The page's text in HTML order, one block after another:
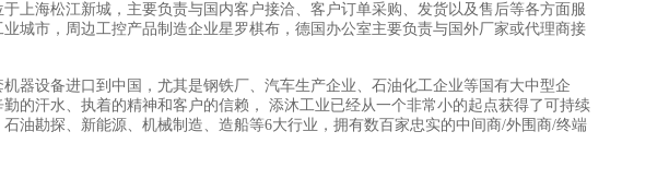
上海松江新城，主要负责与国内客户接洽、客户订单采购、发货以及售后等各方面服
城市，周边工控产品制造企业星罗棋布，德国办公室主要负责与国外厂家或代理商接
器设备进口到中国，尤其是钢铁厂、汽车生产企业、石油化工企业等国有大中型企
的汗水、执着的精神和客户的信赖， 添沐工业已经从一个非常小的起点获得了可持续
油勘探、新能源、机械制造、造船等6大行业，拥有数百家忠实的中间商/外围商/终端